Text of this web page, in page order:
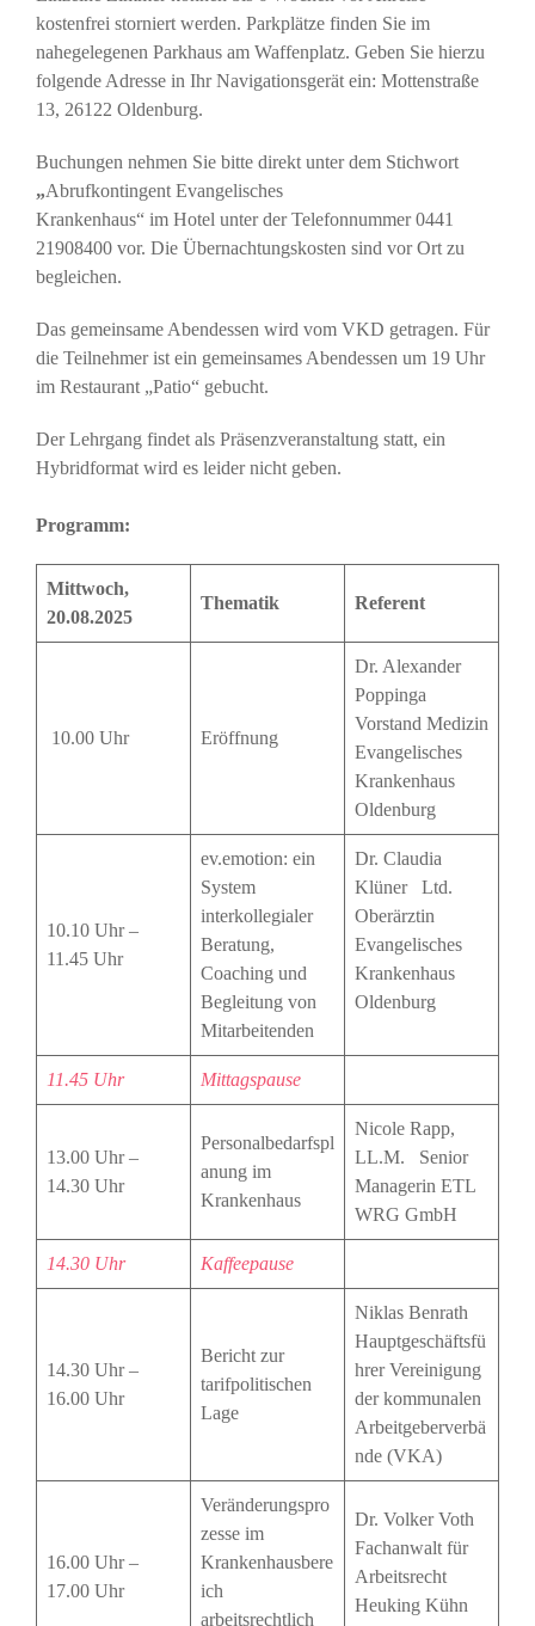
kostenfrei storniert werden. Parkplätze finden Sie im
nahegelegenen Parkhaus am Waffenplatz. Geben Sie hierzu
folgende Adresse in Ihr Navigationsgerät ein: Mottenstraße
13, 26122 Oldenburg.
Buchungen nehmen Sie bitte direkt unter dem Stichwort
„Abrufkontingent Evangelisches
Krankenhaus“ im Hotel unter der Telefonnummer 0441
21908400 vor. Die Übernachtungskosten sind vor Ort zu
begleichen.
Das gemeinsame Abendessen wird vom VKD getragen. Für
die Teilnehmer ist ein gemeinsames Abendessen um 19 Uhr
im Restaurant „Patio“ gebucht.
Der Lehrgang findet als Präsenzveranstaltung statt, ein
Hybridformat wird es leider nicht geben.
Programm:
Mittwoch,
20.08.2025
Thematik Referent
10.00 Uhr Eröffnung
Dr. Alexander
Poppinga
Vorstand Medizin
Evangelisches
Krankenhaus
Oldenburg
10.10 Uhr –
11.45 Uhr
ev.emotion: ein
System
interkollegialer
Beratung,
Coaching und
Begleitung von
Mitarbeitenden
Dr. Claudia
Klüner Ltd.
Oberärztin
Evangelisches
Krankenhaus
Oldenburg
11.45 Uhr Mittagspause
13.00 Uhr –
14.30 Uhr
Personalbedarfspl
anung im
Krankenhaus
Nicole Rapp,
LL.M. Senior
Managerin ETL
WRG GmbH
14.30 Uhr Kaffeepause
14.30 Uhr –
16.00 Uhr
Bericht zur
tarifpolitischen
Lage
Niklas Benrath
Hauptgeschäftsfü
hrer Vereinigung
der kommunalen
Arbeitgeberverbä
nde (VKA)
16.00 Uhr –
17.00 Uhr
Veränderungspro
zesse im
Krankenhausbere
ich
arbeitsrechtlich
Dr. Volker Voth
Fachanwalt für
Arbeitsrecht
Heuking Kühn